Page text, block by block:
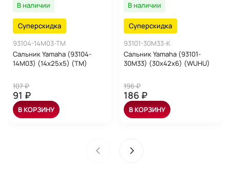
В наличии
Суперскидка
93104-14M03-TM
Сальник Yamaha (93104-
14M03) (14x25x5) (TM)
107 ₽
91 ₽
В КОРЗИНУ
В наличии
Суперскидка
93101-30M33-K
Сальник Yamaha (93101-
30M33) (30x42x6) (WUHU)
196 ₽
186 ₽
В КОРЗИНУ